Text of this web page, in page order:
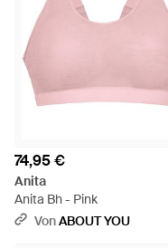
74,95 €
Anita
Anita Bh - Pink
VonABOUT YOU